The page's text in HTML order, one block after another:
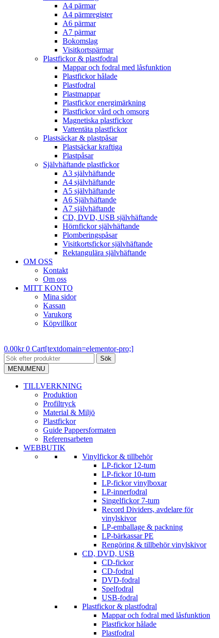
A4 pärmar
A4 pärmregister
A6 pärmar
A7 pärmar
Bokomslag
Visitkortspärmar
Plastfickor & plastfodral
Mappar och fodral med låsfunktion
Plastfickor hålade
Plastfodral
Plastmappar
Plastfickor energimärkning
Plastfickor vård och omsorg
Magnetiska plastfickor
Vattentäta plastfickor
Plastsäckar & plastpåsar
Plastsäckar kraftiga
Plastpåsar
Självhäftande plastfickor
A3 självhäftande
A4 självhäftande
A5 självhäftande
A6 Självhäftande
A7 självhäftande
CD, DVD, USB självhäftande
Hörnfickor självhäftande
Plomberingspåsar
Visitkortsfickor självhäftande
Rektangulära självhäftande
OM OSS
Kontakt
Om oss
MITT KONTO
Mina sidor
Kassan
Varukorg
Köpvillkor
0.00kr 0 Cart[textdomain=elementor-pro;]
Sök
MENUMENU
TILLVERKNING
Produktion
Profiltryck
Material & Miljö
Plastfickor
Guide Pappersformaten
Referensarbeten
WEBBUTIK
Vinylfickor & tillbehör
LP-fickor 12-tum
LP-fickor 10-tum
LP-fickor vinylboxar
LP-innerfodral
Singelfickor 7-tum
Record Dividers, avdelare för
vinylskivor
LP-emballage & packning
LP-bärkassar PE
Rengöring & tillbehör vinylskivor
CD, DVD, USB
CD-fickor
CD-fodral
DVD-fodral
Spelfodral
USB-fodral
Plastfickor & plastfodral
Mappar och fodral med låsfunktion
Plastfickor hålade
Plastfodral